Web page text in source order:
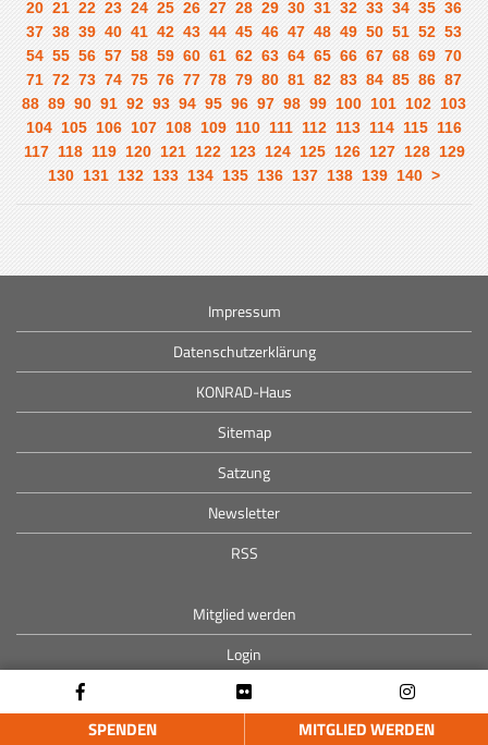
SPENDEN MITGLIED WERDEN
20 21 22 23 24 25 26 27 28 29 30 31 32 33 34 35 36
37 38 39 40 41 42 43 44 45 46 47 48 49 50 51 52 53
54 55 56 57 58 59 60 61 62 63 64 65 66 67 68 69 70
71 72 73 74 75 76 77 78 79 80 81 82 83 84 85 86 87
88 89 90 91 92 93 94 95 96 97 98 99 100 101 102 103
104 105 106 107 108 109 110 111 112 113 114 115 116
117 118 119 120 121 122 123 124 125 126 127 128 129
130 131 132 133 134 135 136 137 138 139 140 >
Impressum
Datenschutzerklärung
KONRAD-Haus
Sitemap
Satzung
Newsletter
RSS
Mitglied werden
Login